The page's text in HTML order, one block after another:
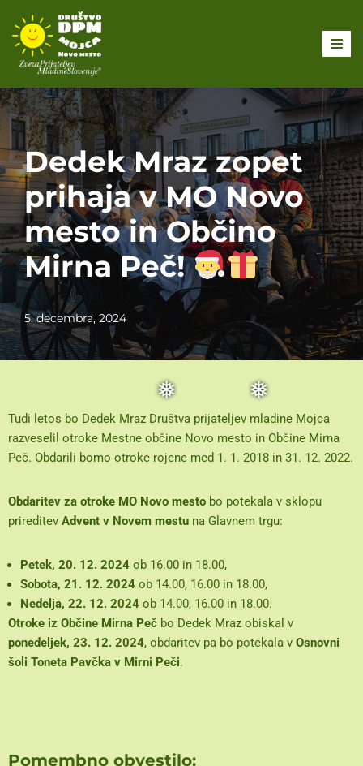
Skoči
na
Dedek Mraz zopet
prihaja v MO Novo
mesto in Občino
Mirna Peč!
5. decembra, 2024
Tudi letos bo Dedek Mraz Društva prijateljev mladine Mojca
razveselil otroke Mestne občine Novo mesto in Občine Mirna
Peč. Obdarili bomo otroke rojene med 1. 1. 2018 in 31. 12. 2022.
Obdaritev za otroke MO Novo mesto bo potekala v sklopu
prireditev Advent v Novem mestu na Glavnem trgu:
Petek, 20. 12. 2024 ob 16.00 in 18.00,
Sobota, 21. 12. 2024 ob 14.00, 16.00 in 18.00,
Nedelja, 22. 12. 2024 ob 14.00, 16.00 in 18.00.
Otroke iz Občine Mirna Peč bo Dedek Mraz obiskal v
ponedeljek, 23. 12. 2024, obdaritev pa bo potekala v Osnovni
šoli Toneta Pavčka v Mirni Peči.
Pomembno obvestilo:
❅ ❅